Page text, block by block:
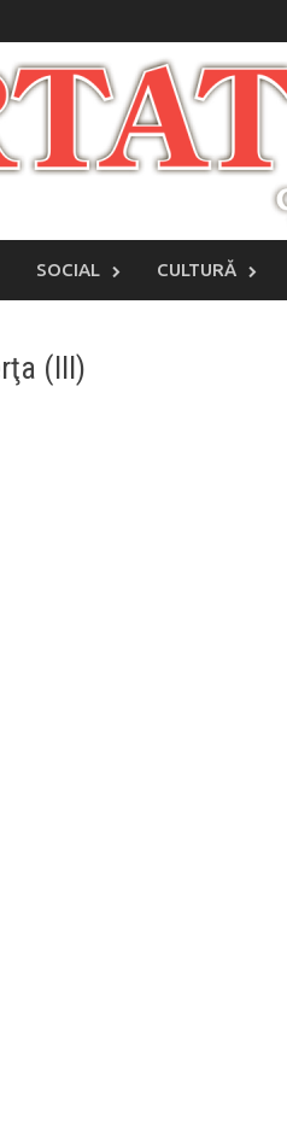
SOCIAL CULTURĂ
(III)